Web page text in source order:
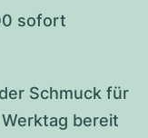
sofort
Schmuck für
bereit